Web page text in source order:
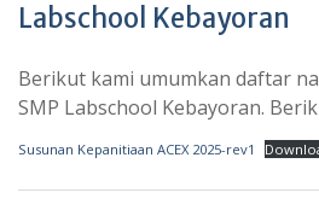
Labschool Kebayoran
Berikut kami umumkan daftar
SMP Labschool Kebayoran.
Susunan Kepanitiaan ACEX 2025-rev1